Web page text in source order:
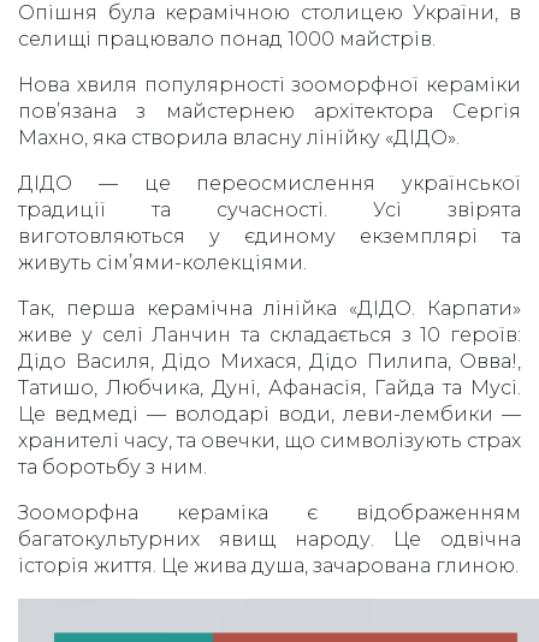
Опішня була керамічною столицею України, в
селищі працювало понад 1000 майстрів.
Нова хвиля популярності зооморфної кераміки
пов’язана з майстернею архітектора Сергія
Махно, яка створила власну лінійку «ДІДО».
ДІДО —це переосмислення української
традиції та сучасності. Усі звірята
виготовляються у єдиному екземплярі та
живуть сім’ями-колекціями.
Так, перша керамічна лінійка «ДІДО. Карпати»
живе у селі Ланчин та складається з 10 героїв:
Дідо Василя, Дідо Михася, Дідо Пилипа, Овва!,
Татишо, Любчика, Дуні, Афанасія, Гайда та Мусі.
Це ведмеді — володарі води, леви-лембики —
хранителі часу, та овечки, що символізують страх
та боротьбу з ним.
Зооморфна кераміка є відображенням
багатокультурних явищ народу. Це одвічна
історія життя. Це жива душа, зачарована глиною.